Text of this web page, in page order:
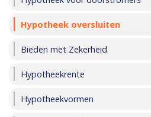
Hypotheek oversluiten
Bieden met Zekerheid
Hypotheekrente
Hypotheekvormen